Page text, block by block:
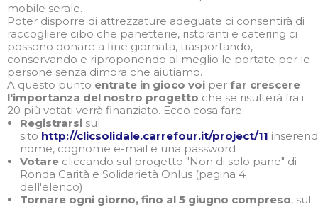
mobile serale.
Poter disporre di attrezzature adeguate ci consentirà di
raccogliere cibo che panetterie, ristoranti e catering ci
possono donare a fine giornata, trasportando,
conservando e riproponendo al meglio le portate per le
persone senza dimora che aiutiamo.
A questo punto entrate in gioco voi per far crescere
l'importanza del nostro progetto che se risulterà fra i
20 più votati verrà finanziato. Ecco cosa fare:
Registrarsi sul
sito http://clicsolidale.carrefour.it/project/11
nome, cognome e-mail e una password
Votare cliccando sul progetto "Non di solo pane" di
Ronda Carità e Solidarietà Onlus (pagina 4
dell'elenco)
Tornare ogni giorno, fino al 5 giugno compreso, sul